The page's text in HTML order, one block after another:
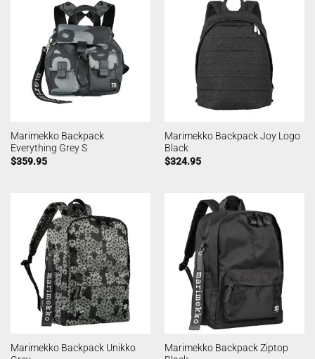
Marimekko Backpack
Everything Grey S
$359.95
Marimekko Backpack Joy Logo
Black
$324.95
Marimekko Backpack Unikko
Marimekko Backpack Ziptop